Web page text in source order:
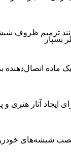
بسپار
ترمیم ظروف
ماده
آثار هنری
خودرو و